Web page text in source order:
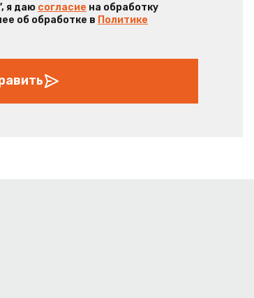
я даю согласие на обработку
об обработке в Политике